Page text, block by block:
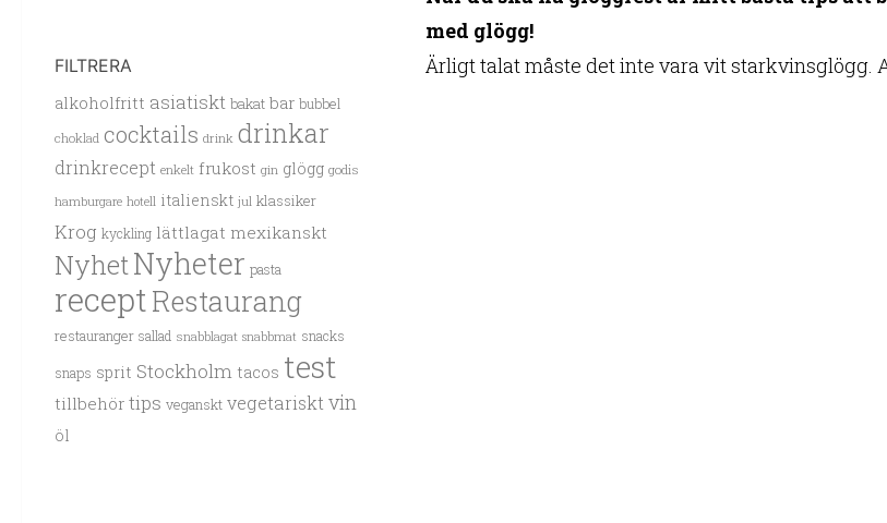
med glögg!
Ärligt talat måste det inte vara vit starkvinsglögg.
FILTRERA
alkoholfritt asiatiskt bakat bar bubbel
choklad cocktails drink drinkar
drinkrecept enkelt frukost gin glögg godis
hamburgare hotell italienskt jul klassiker
Krog kyckling lättlagat mexikanskt
NyhetNyheter pasta
receptRestaurang
restauranger sallad snabblagat snabbmat snacks
snaps sprit Stockholm tacos test
tillbehör tips veganskt vegetarisktvin
öl